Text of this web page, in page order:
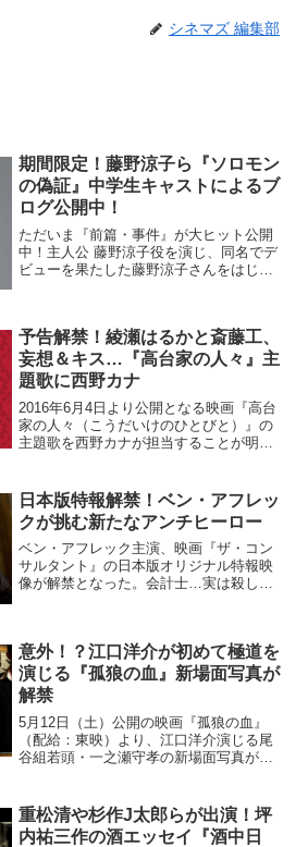
シネマズ 編集部
期間限定！藤野涼子ら『ソロモン
の偽証』中学生キャストによるブ
ログ公開中！
ただいま『前篇・事件』が大ヒット公開
中！主人公 藤野涼子役を演じ、同名でデ
ビューを果たした藤野涼子さんをはじめ1
トの中には本作が役...
予告解禁！綾瀬はるかと斎藤工、
妄想＆キス…『高台家の人々』主
題歌に西野カナ
2016年6月4日より公開となる映画『高台
家の人々（こうだいけのひとびと）』の
主題歌を西野カナが担当することが明ら
『高台家の人々』主題歌を西野カナが担
当！映画『高台家の...
日本版特報解禁！ベン・アフレッ
クが挑む新たなアンチヒーロー
ベン・アフレック主演、映画『ザ・コン
サルタント』の日本版オリジナル特報映
像が解禁となった。会計士…実は殺し
込んだ、大企業からの財...
意外！？江口洋介が初めて極道を
演じる『孤狼の血』新場面写真が
解禁
5月12日（土）公開の映画『孤狼の血』
（配給：東映）より、江口洋介演じる尾
谷組若頭・一之瀬守孝の新場面写真が解
き肉躍る”映画『孤狼の血』。物語の舞台
は、昭和63年...
重松清や杉作J太郎らが出演！坪
内祐三作の酒エッセイ『酒中日